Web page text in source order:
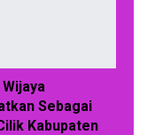
Sebagai
Kabupaten